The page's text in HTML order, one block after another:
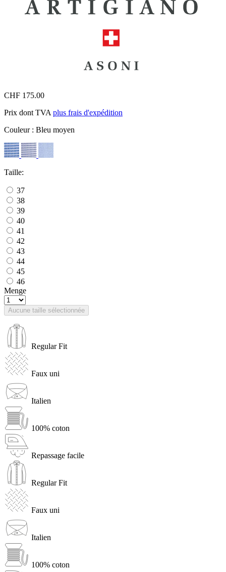
CHF 175.00
Prix dont TVA plus frais d'expédition
Couleur : Bleu moyen
Taille:
37
38
39
40
41
42
43
44
45
46
Menge
Aucune taille sélectionnée
Regular Fit
Faux uni
Italien
100% coton
Repassage facile
Regular Fit
Faux uni
Italien
100% coton